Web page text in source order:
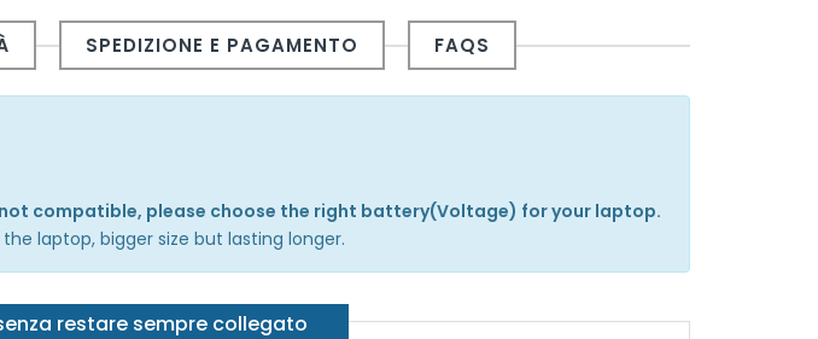
SPEDIZIONE E PAGAMENTO FAQS
not compatible, please choose the right battery(Voltage) for your laptop.
laptop, bigger size but lasting longer.
restare sempre collegato